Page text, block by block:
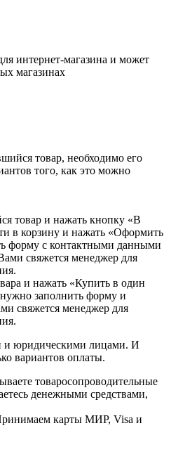
интернет-магазина и может
магазинах
товар, необходимо его
того, как это можно
товар и нажать кнопку «В
в корзину и нажать «Оформить
форму с контактными данными
свяжется менеджер для
и нажать «Купить в один
заполнить форму и
свяжется менеджер для
и юридическими лицами. И
вариантов оплаты.
товаросопроводительные
денежными средствами,
карты МИР, Visa и